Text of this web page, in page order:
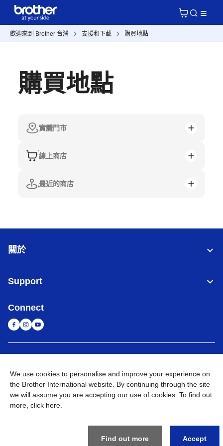
歡迎來到 Brother 台灣 支援和下載 購買地點
購買地點
實體門市
線上商店
最近的商店
關於
Support
Connect
隱私政策 條款與條件 網站地圖 造訪 Brother 全球網站
2026 BROTHER INTERNATIONAL TAIWAN LTD. All Rights
We use cookies to personalise and improve your experience on
the Brother International website. By continuing through the site
we will assume you are accepting our use of cookies. To find out
more, click here
Find out more Accept